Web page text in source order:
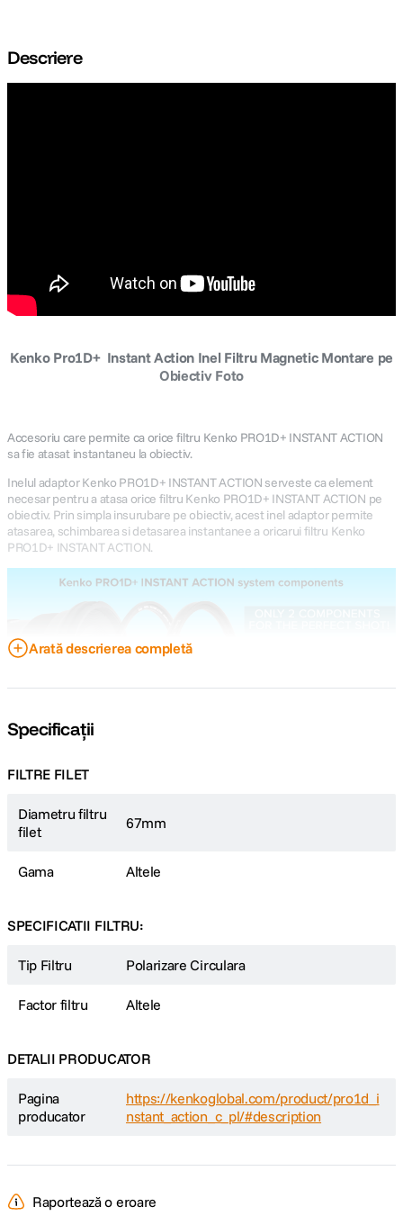
Descriere
Kenko Pro1D+ Instant Action Inel Filtru Magnetic Montare pe
Obiectiv Foto
Accesoriu care permite ca orice filtru Kenko PRO1D+ INSTANT ACTION
sa fie atasat instantaneu la obiectiv.
Inelul adaptor Kenko PRO1D+ INSTANT ACTION serveste ca element
necesar pentru a atasa orice filtru Kenko PRO1D+ INSTANT ACTION pe
obiectiv. Prin simpla insurubare pe obiectiv, acest inel adaptor permite
atasarea, schimbarea si detasarea instantanee a oricarui filtru Kenko
PRO1D+ INSTANT ACTION.
Insurubati inelul adaptor pe obiectiv. Asigurati-va ca dimensiunea inelului
Atasati filtrul magnetic Kenko PRO1D+ INSTANT ACTION la obiectiv.
Arată descrierea completă
Specificații
FILTRE FILET
Diametru filtru
filet
67mm
Gama Altele
SPECIFICATII FILTRU:
Tip Filtru Polarizare Circulara
Factor filtru Altele
DETALII PRODUCATOR
Pagina
producator
https://kenkoglobal.com/product/pro1d_i
nstant_action_c_pl/#description
Raportează o eroare